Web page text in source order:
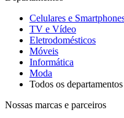
Celulares e
TV e Vídeo
Eletrodomésticos
Móveis
Informática
Moda
Todos os departamentos
Nossas marcas e parceiros